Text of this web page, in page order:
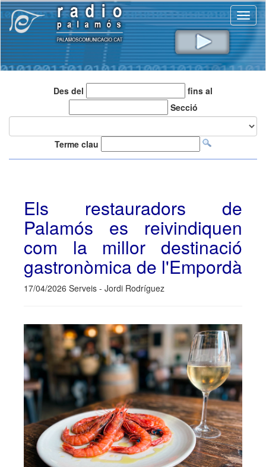
Des del
fins al
Secció
Terme clau
Els restauradors de
Palamós es reivindiquen
com la millor destinació
gastronòmica de l'Empordà
17/04/2026 Serveis - Jordi Rodríguez